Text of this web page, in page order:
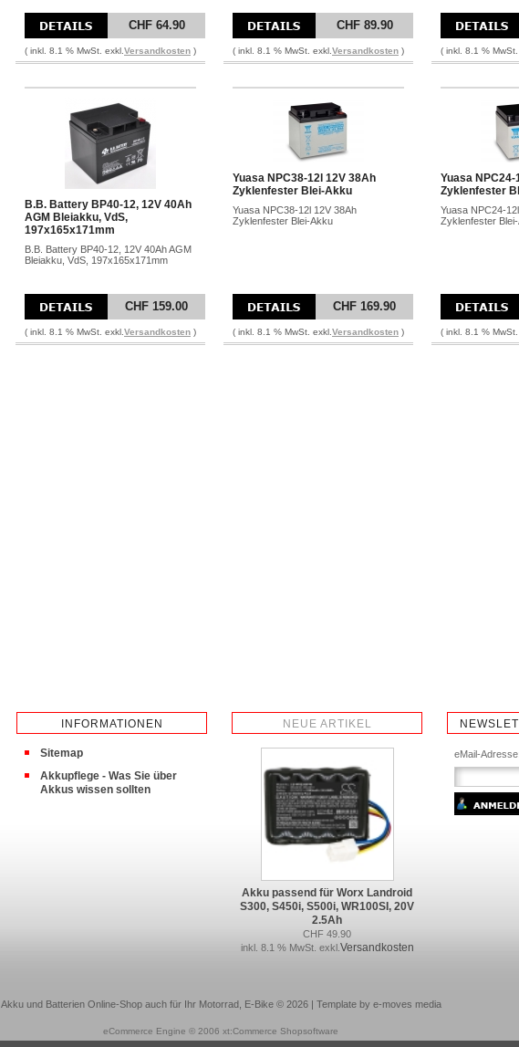
CHF 64.90
( inkl. 8.1 % MwSt. exkl. Versandkosten )
CHF 89.90
( inkl. 8.1 % MwSt. exkl. Versandkosten ) ( inkl. 8.1 % MwSt.
B.B. Battery BP40-12, 12V 40Ah
AGM Bleiakku, VdS,
197x165x171mm
B.B. Battery BP40-12, 12V 40Ah AGM
Bleiakku, VdS, 197x165x171mm
CHF 159.00
( inkl. 8.1 % MwSt. exkl. Versandkosten )
Yuasa NPC38-12l 12V 38Ah
Zyklenfester Blei-Akku
Yuasa NPC38-12l 12V 38Ah
Zyklenfester Blei-Akku
CHF 169.90
( inkl. 8.1 % MwSt. exkl. Versandkosten )
Yuasa
Zyklenfester
Yuasa NPC24-
Zyklenfester
( inkl. 8.1 % MwSt.
INFORMATIONEN
Sitemap
Akkupflege - Was Sie über
Akkus wissen sollten
NEUE ARTIKEL
Akku passend für Worx Landroid
S300, S450i, S500i, WR100SI, 20V
2.5Ah
CHF 49.90
inkl. 8.1 % MwSt. exkl. Versandkosten
eMail-Adresse:
Akku und Batterien Online-Shop auch für Ihr Motorrad, E-Bike © 2026 | Template by e-moves media
eCommerce Engine © 2006 xt:Commerce Shopsoftware